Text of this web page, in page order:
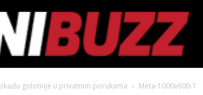
golotinje u privatnim porukama Meta-1000x600-1